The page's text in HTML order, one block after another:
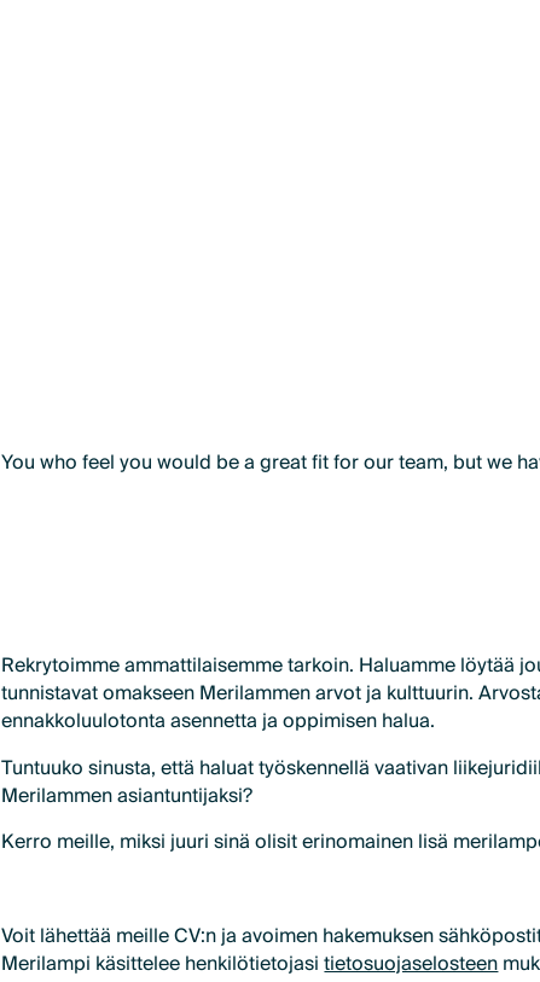
You who feel you would be a great fit for our team, but we
Rekrytoimme ammattilaisemme tarkoin. Haluamme löytää
tunnistavat omakseen Merilammen arvot ja kulttuurin.
ennakkoluulotonta asennetta ja oppimisen halua.
Tuntuuko sinusta, että haluat työskennellä vaativan
Merilammen asiantuntijaksi?
Kerro meille, miksi juuri sinä olisit erinomainen lisä
Voit lähettää meille CV:n ja avoimen hakemuksen
Merilampi käsittelee henkilötietojasitietosuojaselosteen